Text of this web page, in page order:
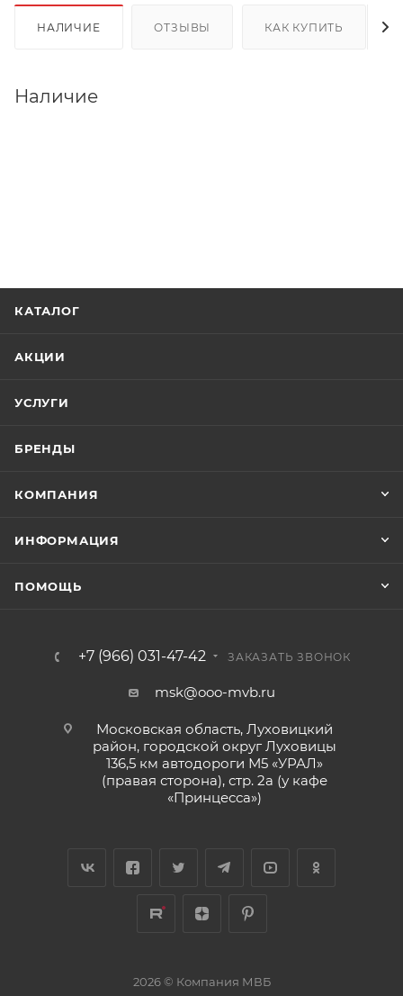
НАЛИЧИЕ ОТЗЫВЫ КАК КУПИТЬ
Наличие
КАТАЛОГ
АКЦИИ
УСЛУГИ
БРЕНДЫ
КОМПАНИЯ
ИНФОРМАЦИЯ
ПОМОЩЬ
+7 (966) 031-47-42 ЗАКАЗАТЬ ЗВОНОК
msk@ooo-mvb.ru
Московская область, Луховицкий
район, городской округ Луховицы
136,5 км автодороги М5 «УРАЛ»
(правая сторона), стр. 2а (у кафе
«‎Принцесса»)
2026 © Компания МВБ